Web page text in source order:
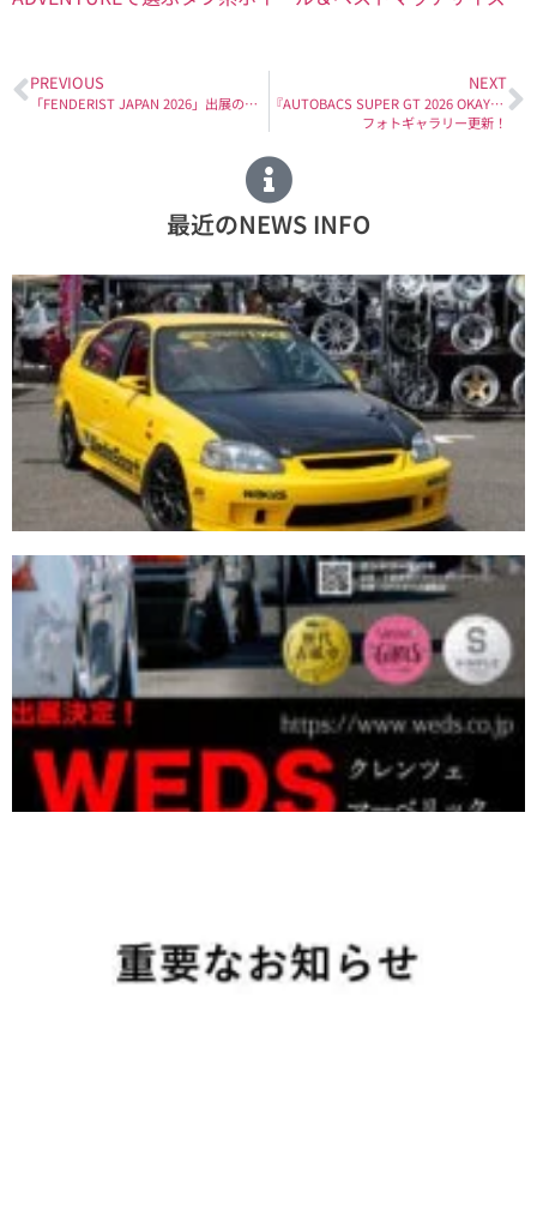
PREVIOUS
「FENDERIST JAPAN 2026」出展のお知らせ
NEXT
『AUTOBACS SUPER GT 2026 OKAYAMA Official Test』
フォトギャラリー更新！
最近のNEWS INFO